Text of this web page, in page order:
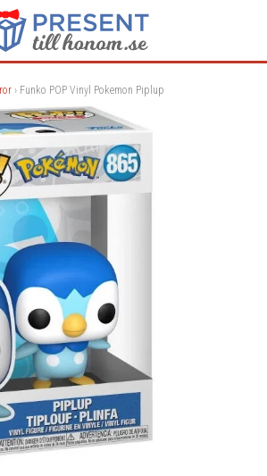
› Funko POP Vinyl Pokemon Piplup